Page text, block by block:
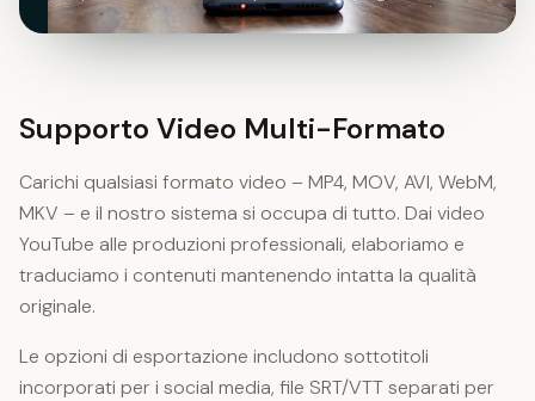
Supporto Video Multi-Formato
Carichi qualsiasi formato video – MP4, MOV, AVI, WebM,
MKV – e il nostro sistema si occupa di tutto. Dai video
YouTube alle produzioni professionali, elaboriamo e
traduciamo i contenuti mantenendo intatta la qualità
originale.
Le opzioni di esportazione includono sottotitoli
incorporati per i social media, file SRT/VTT separati per